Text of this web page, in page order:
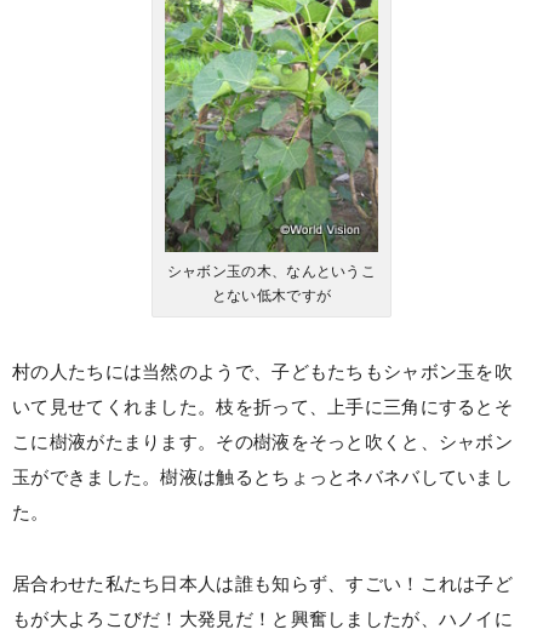
シャボン玉の木、なんというこ
とない低木ですが
村の人たちには当然のようで、子どもたちもシャボン玉を吹
いて見せてくれました。枝を折って、上手に三角にするとそ
こに樹液がたまります。その樹液をそっと吹くと、シャボン
玉ができました。樹液は触るとちょっとネバネバしていまし
た。
居合わせた私たち日本人は誰も知らず、すごい！これは子ど
もが大よろこびだ！大発見だ！と興奮しましたが、ハノイに